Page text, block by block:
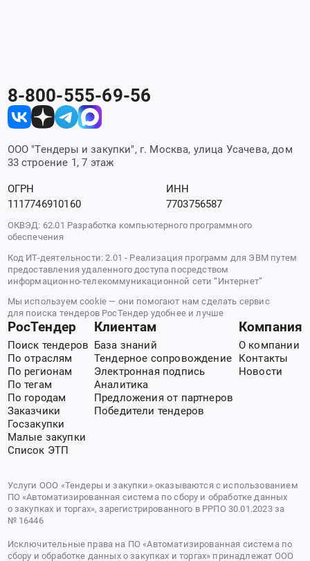
8-800-555-69-56
ООО "Тендеры и закупки", г. Москва, улица Усачева, дом
33 строение 1, 7 этаж
ОГРН
1117746910160
ИНН
7703756587
ОКВЭД: 62.01 Разработка компьютерного программного
обеспечения
Код ИТ-деятельности: 2.01 - Реализация программ для ЭВМ путем
предоставления удаленного доступа посредством
информационно-телекоммуникационной сети “Интернет”
Мы используем cookie — они помогают нам сделать сервис
для поиска тендеров РосТендер удобнее и лучше
РосТендер
Поиск тендеров
По отраслям
По регионам
По тегам
По городам
Заказчики
Госзакупки
Малые закупки
Список ЭТП
Клиентам
База знаний
Тендерное сопровождение
Электронная подпись
Аналитика
Предложения от партнеров
Победители тендеров
Компания
О компании
Контакты
Новости
Услуги ООО «Тендеры и закупки» оказываются с использованием
ПО «Автоматизированная система по сбору и обработке данных
о закупках и торгах», зарегистрированного в РРПО 30.01.2023 за
№ 16446
Исключительные права на ПО «Автоматизированная система по
сбору и обработке данных о закупках и торгах» принадлежат ООО